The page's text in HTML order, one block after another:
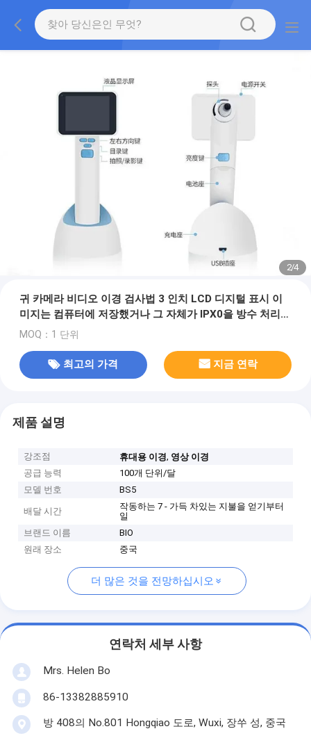
2/4
귀 카메라 비디오 이경 검사법 3 인치 LCD 디지털 표시 이
미지는 컴퓨터에 저장했거나 그 자체가 IPX0을 방수 처리합
니다
MOQ：1 단위
최고의 가격 지금 연락
제품 설명
강조점 휴대용 이경, 영상 이경
공급 능력
100개 단위/달
모델 번호
BS5
배달 시간
작동하는 7 - 가득 차있는 지불을 얻기부터
일
브랜드 이름
BIO
원래 장소
중국
더 많은 것을 전망하십시오
연락처 세부 사항
Mrs. Helen Bo
86-13382885910
방 408의 No.801 Hongqiao 도로, Wuxi, 장쑤 성, 중국